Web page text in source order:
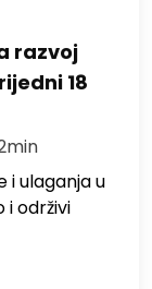
razvoj
18
i ulaganja u
održivi